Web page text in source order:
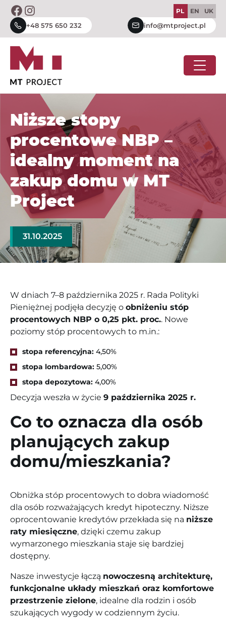
Skip
content+48 575 650 232 info@mtproject.pl
PL EN UK
Niższe stopy
procentowe NBP –
idealny moment na
zakup domu w MT
Project
31.10.2025
W dniach 7–8 października 2025 r. Rada Polityki
Pieniężnej podjęła decyzję o obniżeniu stóp
procentowych NBP o 0,25 pkt. proc.. Nowe
poziomy stóp procentowych to m.in.:
stopa referencyjna: 4,50%
stopa lombardowa: 5,00%
stopa depozytowa: 4,00%
Decyzja weszła w życie 9 października 2025 r.
Co to oznacza dla osób
planujących zakup
domu/mieszkania?
Obniżka stóp procentowych to dobra wiadomość
dla osób rozważających kredyt hipoteczny. Niższe
oprocentowanie kredytów przekłada się na niższe
raty miesięczne, dzięki czemu zakup
wymarzonego mieszkania staje się bardziej
dostępny.
Nasze inwestycje łączą nowoczesną architekturę,
funkcjonalne układy mieszkań oraz komfortowe
przestrzenie zielone, idealne dla rodzin i osób
szukających wygody w codziennym życiu.